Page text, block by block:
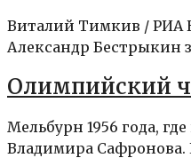
Виталий Тимкив / РИА
Александр Бестрыкин
Олимпийский
Мельбурн 1956 года,
Владимира Сафронова.